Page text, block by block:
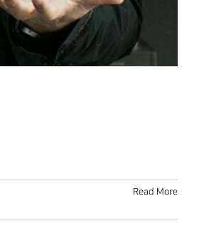
Read More